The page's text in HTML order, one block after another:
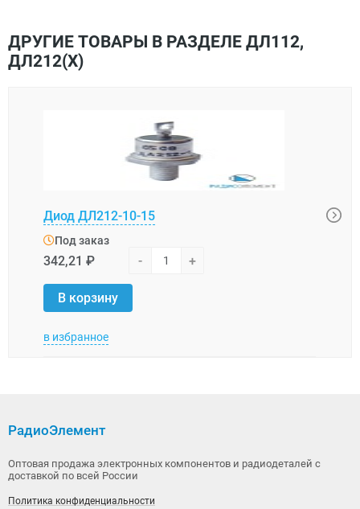
ДРУГИЕ ТОВАРЫ В РАЗДЕЛЕ ДЛ112,
ДЛ212(Х)
Диод ДЛ212-10-15
Под заказ
342,21 ₽ - +
В корзину
в избранное
РадиоЭлемент
Оптовая продажа электронных компонентов и радиодеталей с
доставкой по всей России
Политика конфиденциальности